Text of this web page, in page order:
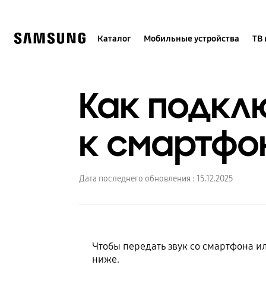
Каталог Мобильные устройства ТВ
Как
к
Дата последнего обновления : 15.12.2025
Чтобы передать звук со смартфона
ниже.